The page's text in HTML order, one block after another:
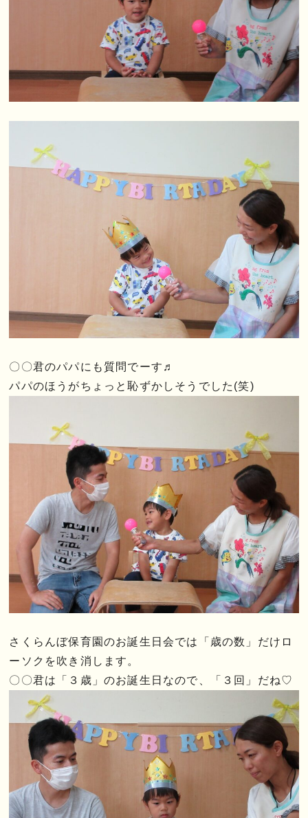
〇〇君のパパにも質問でーす♬
パパのほうがちょっと恥ずかしそうでした(笑)
さくらんぼ保育園のお誕生日会では「歳の数」だけロ
ーソクを吹き消します。
〇〇君は「３歳」のお誕生日なので、「３回」だね♡